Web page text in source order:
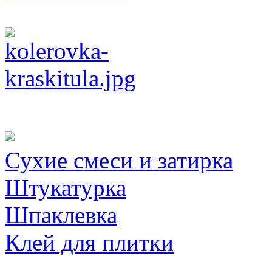
Сухие смеси и затирка
Штукатурка
Шпаклевка
Клей для плитки